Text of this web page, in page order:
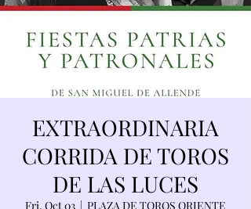
EXTRAORDINARIA
CORRIDA DE TOROS
DE LAS LUCES
Fri, Oct 03
  |
PLAZA DE TOROS ORIENTE